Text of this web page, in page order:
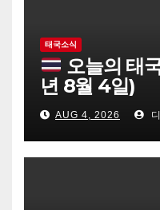
태국소식
오늘의 태
년 8월 4일)
AUG 4, 2026